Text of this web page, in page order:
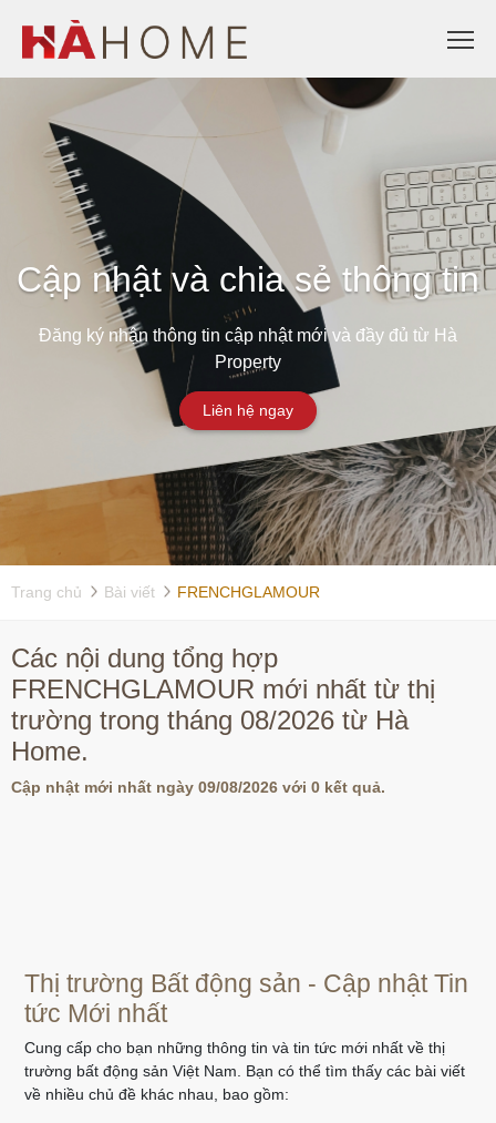
Cập nhật và chia sẻ thông tin
Đăng ký nhận thông tin cập nhật mới và đầy đủ từ Hà
Property
Liên hệ ngay
Trang chủ Bài viết FRENCHGLAMOUR
Các nội dung tổng hợp
FRENCHGLAMOUR mới nhất từ thị
trường trong tháng 08/2026 từ Hà
Home.
Cập nhật mới nhất ngày 09/08/2026 với 0 kết quả.
Thị trường Bất động sản - Cập nhật Tin
tức Mới nhất
Cung cấp cho bạn những thông tin và tin tức mới nhất về thị
trường bất động sản Việt Nam. Bạn có thể tìm thấy các bài viết
về nhiều chủ đề khác nhau, bao gồm: